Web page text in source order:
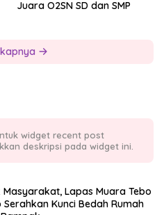
Juara O2SN SD dan SMP
widget recent post
deskripsi pada widget ini.
Lapas Muara Tebo
Kunci Bedah Rumah